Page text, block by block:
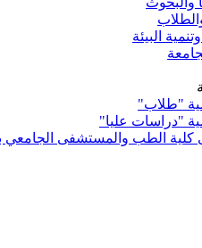
البيئة
"طلاب"
"دراسات عليا"
كلية الطب والمستشفى الجامعي